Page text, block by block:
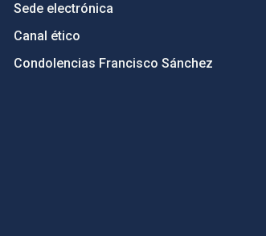
Sede electrónica
Canal ético
Condolencias Francisco Sánchez